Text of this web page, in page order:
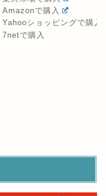
Amazonで購入
Yahooショッピングで購入
7netで購入